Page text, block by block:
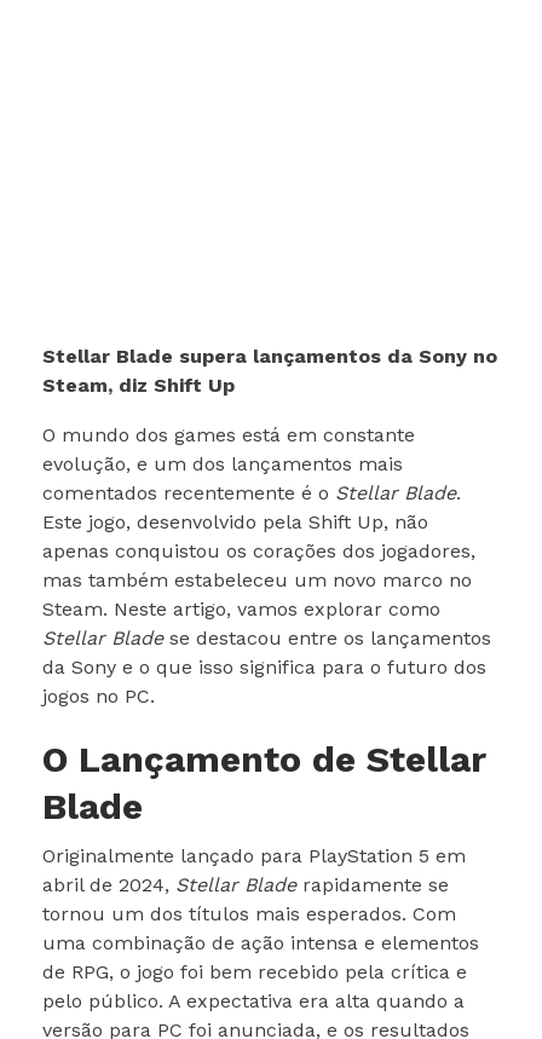
Stellar Blade supera lançamentos da Sony no
Steam, diz Shift Up
O mundo dos games está em constante
evolução, e um dos lançamentos mais
comentados recentemente é o Stellar Blade.
Este jogo, desenvolvido pela Shift Up, não
apenas conquistou os corações dos jogadores,
mas também estabeleceu um novo marco no
Steam. Neste artigo, vamos explorar como
Stellar Bladese destacou entre os lançamentos
da Sony e o que isso significa para o futuro dos
jogos no PC.
O Lançamento de Stellar
Blade
Originalmente lançado para PlayStation 5 em
abril de 2024, Stellar Bladerapidamente se
tornou um dos títulos mais esperados. Com
uma combinação de ação intensa e elementos
de RPG, o jogo foi bem recebido pela crítica e
pelo público. A expectativa era alta quando a
versão para PC foi anunciada, e os resultados